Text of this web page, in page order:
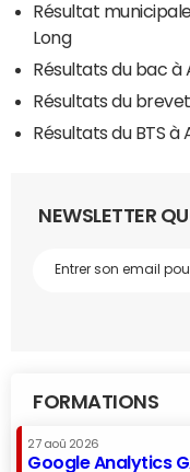
Résultat
Long
Résultats du bac
Résultats du
Résultats du BTS
NEWSLETTER
FORMATIONS
27 aoû 2026
Google Analytics